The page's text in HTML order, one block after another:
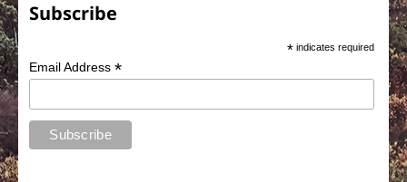
Subscribe
* indicates required
Email Address*